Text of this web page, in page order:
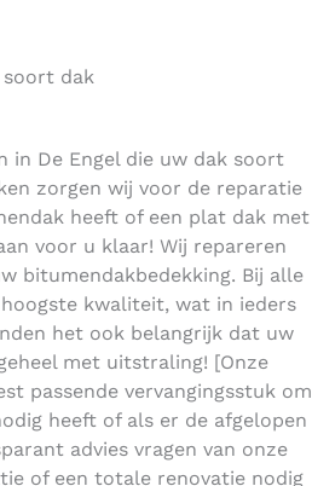
dak
in De Engel die uw dak soort
zorgen wij voor de reparatie
heeft of een plat dak met
voor u klaar! Wij repareren
bitumendakbedekking. Bij alle
kwaliteit, wat in ieders
het ook belangrijk dat uw
met uitstraling! [Onze
passende vervangingsstuk om
heeft of als er de afgelopen
advies vragen van onze
of een totale renovatie nodig